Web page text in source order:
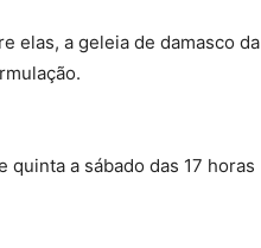
elas, a geleia de damasco da
a sábado das 17 horas